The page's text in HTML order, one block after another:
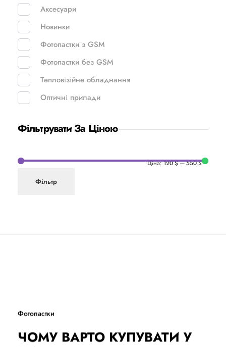
Аксесуари
Новинки
Фотопастки з GSM
Фотопастки без GSM
Тепловізійне обладнання
Оптичні прилади
Фільтрувати За Ціною
Фільтр
Ціна:120 $—550 $
Фотопастки
ЧОМУ ВАРТО КУПУВАТИ У